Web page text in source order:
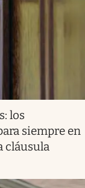
los
siempre en
cláusula